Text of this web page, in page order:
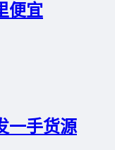
便宜
一手货源